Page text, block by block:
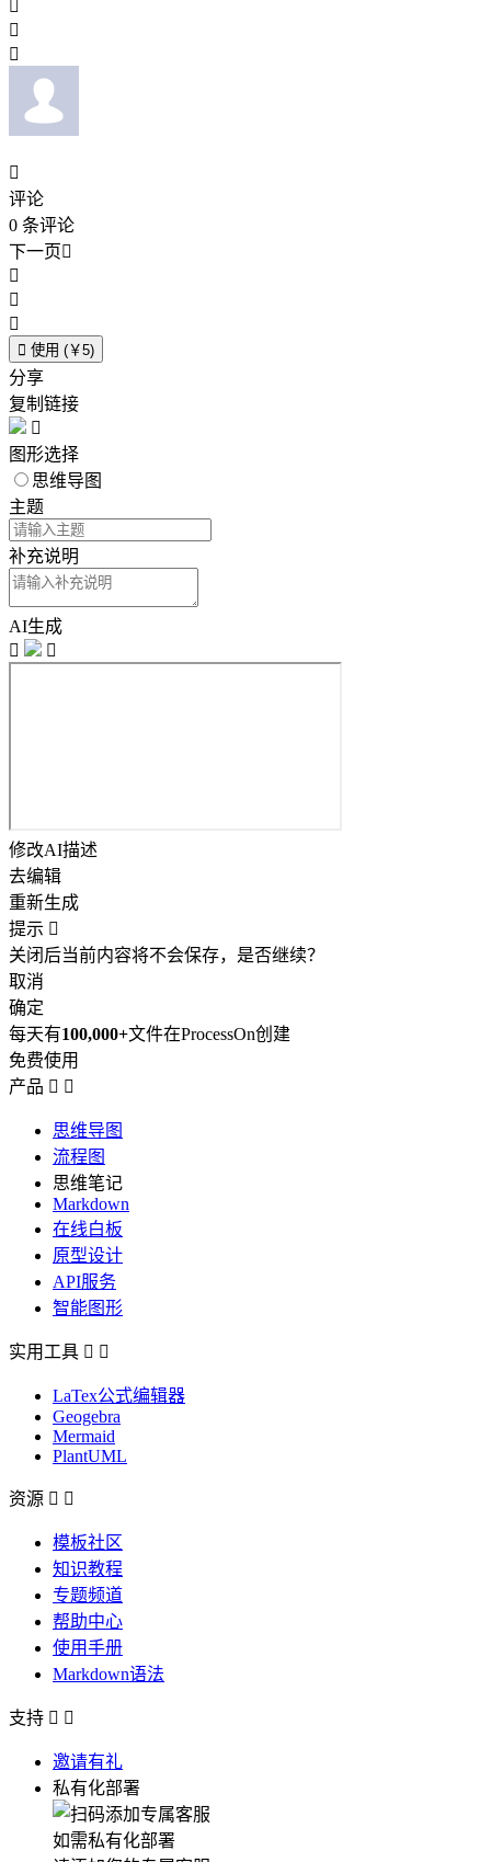



评论
0 条评论
下一页



 使用 (￥5)
分享
复制链接

图形选择
思维导图
主题
补充说明
AI生成


修改AI描述
去编辑
重新生成
提示 
关闭后当前内容将不会保存，是否继续？
取消
确定
每天有100,000+文件在ProcessOn创建
免费使用
产品  
思维导图
流程图
思维笔记
Markdown
在线白板
原型设计
API服务
智能图形
实用工具  
LaTex公式编辑器
Geogebra
Mermaid
PlantUML
资源  
模板社区
知识教程
专题频道
帮助中心
使用手册
Markdown语法
支持  
邀请有礼
私有化部署
如需私有化部署